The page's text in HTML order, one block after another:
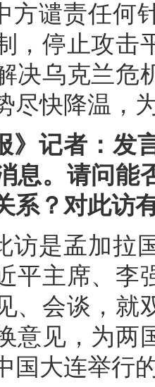
方谴责任何
，停止攻击
决乌克兰危
尽快降温，
》记者：
息。请问能
系？对此访
访是孟加拉
平主席、李
、会谈，就
意见，为两
国大连举行